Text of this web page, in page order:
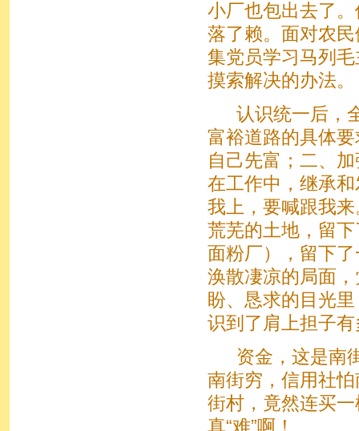
小厂也包出去了
落了赖。面对农
集党员学习马列
摸索解决的办法。
认识统一后，全
富裕道路的具体
自己先富；二、
在工作中，继承
我上，要喊跟我
荒芜的土地，留
面粉厂），留下
涣散凄凉的局面
盼、恳求的目光
识到了肩上担子
资金，这是南街
南街穷，信用社
街村，竟然连买
真“难”啊！